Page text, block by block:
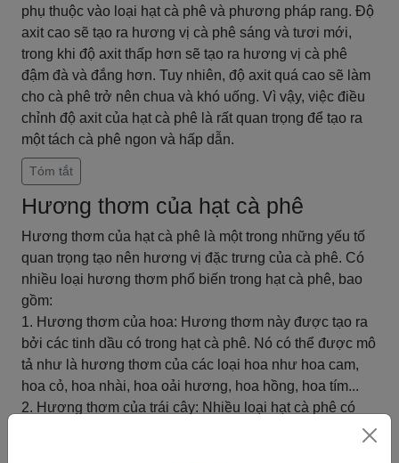
phụ thuộc vào loại hạt cà phê và phương pháp rang. Độ
axit cao sẽ tạo ra hương vị cà phê sáng và tươi mới,
trong khi độ axit thấp hơn sẽ tạo ra hương vị cà phê
đậm đà và đắng hơn. Tuy nhiên, độ axit quá cao sẽ làm
cho cà phê trở nên chua và khó uống. Vì vậy, việc điều
chỉnh độ axit của hạt cà phê là rất quan trọng để tạo ra
một tách cà phê ngon và hấp dẫn.
Tóm tắt
Hương thơm của hạt cà phê
Hương thơm của hạt cà phê là một trong những yếu tố
quan trọng tạo nên hương vị đặc trưng của cà phê. Có
nhiều loại hương thơm phổ biến trong hạt cà phê, bao
gồm:
1. Hương thơm của hoa: Hương thơm này được tạo ra
bởi các tinh dầu có trong hạt cà phê. Nó có thể được mô
tả như là hương thơm của các loại hoa như hoa cam,
hoa cỏ, hoa nhài, hoa oải hương, hoa hồng, hoa tím...
2. Hương thơm của trái cây: Nhiều loại hạt cà phê có
hương thơm của trái cây như mận, dâu tây, quả mọng,